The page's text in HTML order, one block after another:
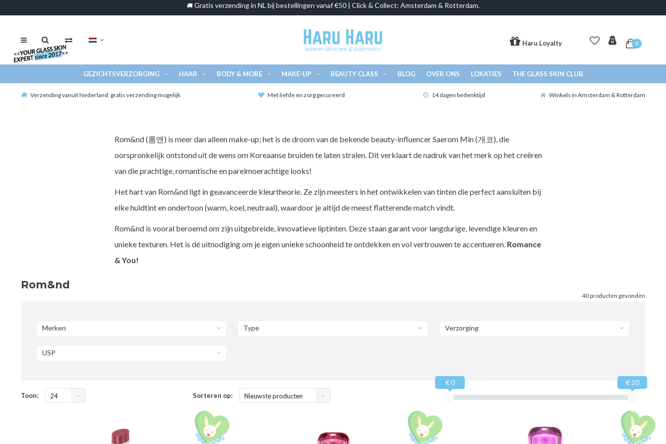
🚚Gratis verzending in NL bij bestellingen vanaf €50 | Click & Collect: Amsterdam & Rotterdam.
Haru Loyalty 0
GEZICHTSVERZORGING HAAR BODY & MORE MAKE-UP BEAUTY CLASS BLOG OVER ONS LOKATIES THE GLASS SKIN CLUB
Verzending vanuit Nederland, gratis verzending mogelijk Met liefde en zorg gecureerd 14 dagen bedenktijd Winkels in Amsterdam & Rotterdam
Rom&nd (롬앤) is meer dan alleen make-up; het is de droom van de bekende beauty-influencer Saerom Min (개코), die
oorspronkelijk ontstond uit de wens om Koreaanse bruiden te laten stralen. Dit verklaart de nadruk van het merk op het creëren
van die prachtige, romantische en parelmoerachtige looks!
Het hart van Rom&nd ligt in geavanceerde kleurtheorie. Ze zijn meesters in het ontwikkelen van tinten die perfect aansluiten bij
elke huidtint en ondertoon (warm, koel, neutraal), waardoor je altijd de meest flatterende match vindt.
Rom&nd is vooral beroemd om zijn uitgebreide, innovatieve liptinten. Deze staan garant voor langdurige, levendige kleuren en
unieke texturen. Het is dé uitnodiging om je eigen unieke schoonheid te ontdekken en vol vertrouwen te accentueren. Romance
& You!
Rom&nd
40 producten gevonden
Merken Type Verzorging
USP
Toon: 24 Sorteren op: Nieuwste producten
€ 0 € 20